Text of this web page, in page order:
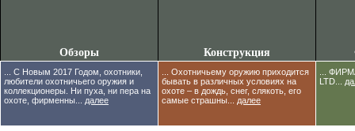
Обзоры
... С Новым 2017 Годом, охотники,
любители охотничьего оружия и
коллекционеры. Ни пуха, ни пера на
охоте, фирменны... далее
Конструкция
... Охотничьему оружию приходится
бывать в различных условиях на
охоте – в дождь, снег, слякоть, его
самые страшны... далее
...
LTD...